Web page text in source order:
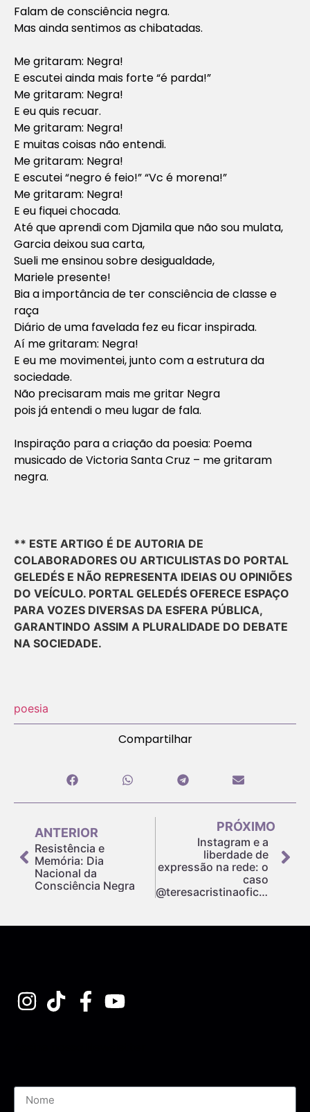
Falam de consciência negra.
Mas ainda sentimos as chibatadas.
Me gritaram: Negra!
E escutei ainda mais forte “é parda!”
Me gritaram: Negra!
E eu quis recuar.
Me gritaram: Negra!
E muitas coisas não entendi.
Me gritaram: Negra!
E escutei “negro é feio!” “Vc é morena!”
Me gritaram: Negra!
E eu fiquei chocada.
Até que aprendi com Djamila que não sou mulata,
Garcia deixou sua carta,
Sueli me ensinou sobre desigualdade,
Mariele presente!
Bia a importância de ter consciência de classe e
raça
Diário de uma favelada fez eu ficar inspirada.
Aí me gritaram: Negra!
E eu me movimentei, junto com a estrutura da
sociedade.
Não precisaram mais me gritar Negra
pois já entendi o meu lugar de fala.
Inspiração para a criação da poesia: Poema
musicado de Victoria Santa Cruz – me gritaram
negra.
** ESTE ARTIGO É DE AUTORIA DE
COLABORADORES OU ARTICULISTAS DO PORTAL
GELEDÉS E NÃO REPRESENTA IDEIAS OU OPINIÕES
DO VEÍCULO. PORTAL GELEDÉS OFERECE ESPAÇO
PARA VOZES DIVERSAS DA ESFERA PÚBLICA,
GARANTINDO ASSIM A PLURALIDADE DO DEBATE
NA SOCIEDADE.
poesia
Compartilhar
ANTERIOR
Resistência e
Memória: Dia
Nacional da
Consciência Negra
PRÓXIMO
Instagram e a
liberdade de
expressão na rede: o
caso
@teresacristinaoficial